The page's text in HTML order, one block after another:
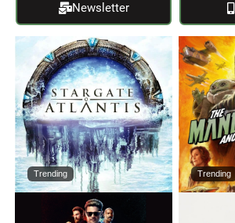
Newsletter
Trending Trending